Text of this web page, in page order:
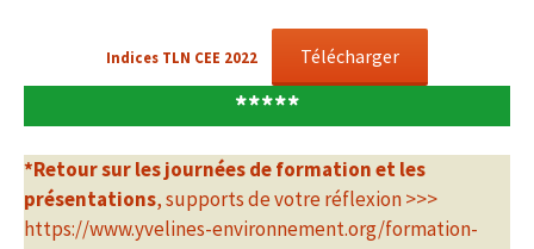
Indices TLN CEE 2022 Télécharger
*****
*Retour sur les journées de formation et les
présentations, supports de votre réflexion >>>
https://www.yvelines-environnement.org/formation-